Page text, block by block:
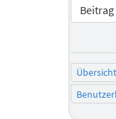
Übersicht